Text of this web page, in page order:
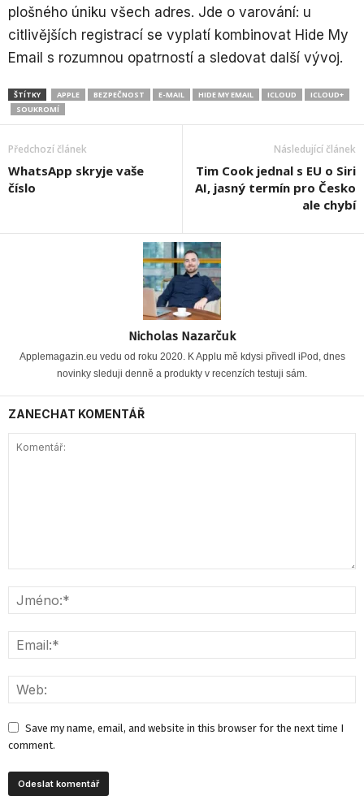
plošného úniku všech adres. Jde o varování: u
citlivějších registrací se vyplatí kombinovat Hide My
Email s rozumnou opatrností a sledovat další vývoj.
ŠTÍTKY APPLE BEZPEČNOST E-MAIL HIDE MY EMAIL ICLOUD
ICLOUD+
SOUKROMÍ
Předchozí článek
WhatsApp skryje vaše
číslo
Následující článek
Tim Cook jednal s EU o Siri
AI, jasný termín pro Česko
ale chybí
Nicholas Nazarčuk
Applemagazin.eu vedu od roku 2020. K Applu mě kdysi přivedl iPod, dnes
novinky sleduji denně a produkty v recenzích testuji sám.
ZANECHAT KOMENTÁŘ
Save my name, email, and website in this browser for the next time I
comment.